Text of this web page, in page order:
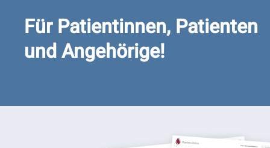
Für Patientinnen, Patienten
und Angehörige!